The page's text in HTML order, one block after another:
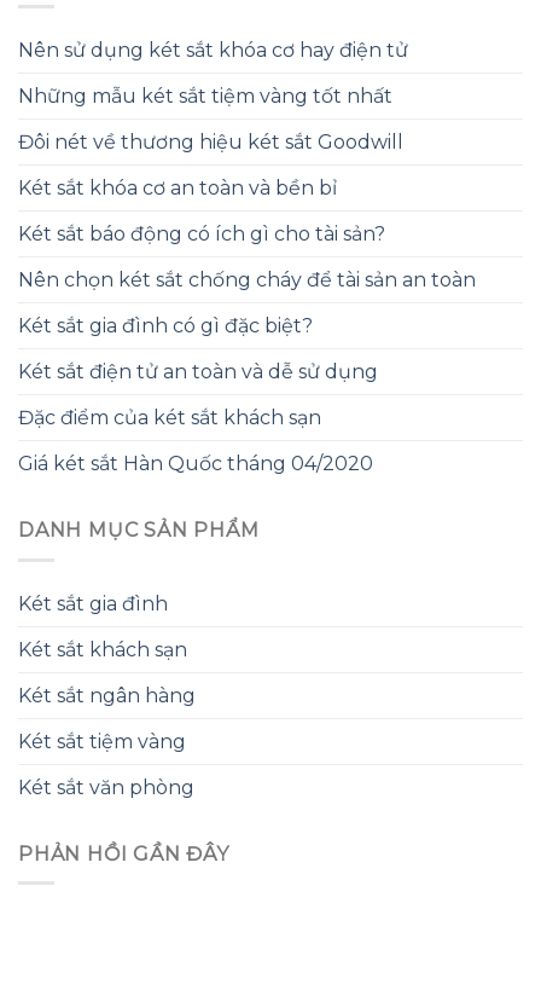
Nên sử dụng két sắt khóa cơ hay điện tử
Những mẫu két sắt tiệm vàng tốt nhất
Đôi nét về thương hiệu két sắt Goodwill
Két sắt khóa cơ an toàn và bền bỉ
Két sắt báo động có ích gì cho tài sản?
Nên chọn két sắt chống cháy để tài sản an toàn
Két sắt gia đình có gì đặc biệt?
Két sắt điện tử an toàn và dễ sử dụng
Đặc điểm của két sắt khách sạn
Giá két sắt Hàn Quốc tháng 04/2020
DANH MỤC SẢN PHẨM
Két sắt gia đình
Két sắt khách sạn
Két sắt ngân hàng
Két sắt tiệm vàng
Két sắt văn phòng
PHẢN HỒI GẦN ĐÂY